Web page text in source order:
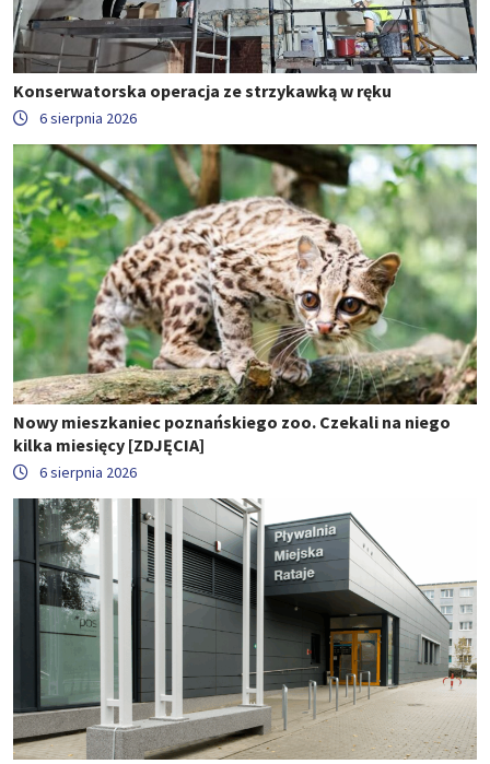
Konserwatorska operacja ze strzykawką w ręku
6 sierpnia 2026
Nowy mieszkaniec poznańskiego zoo. Czekali na niego
kilka miesięcy [ZDJĘCIA]
6 sierpnia 2026